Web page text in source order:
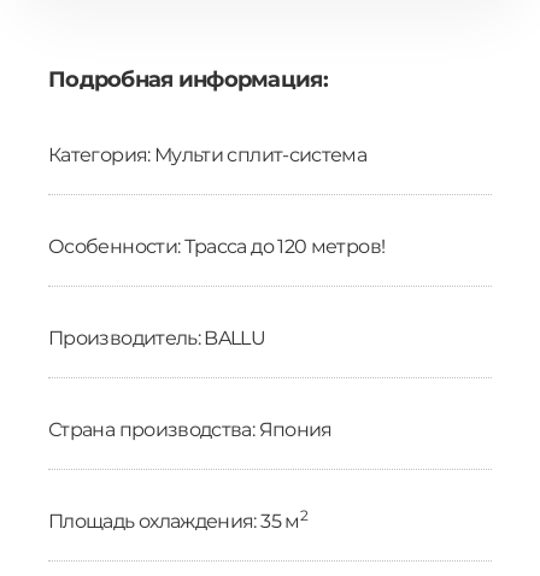
Подробная информация:
Категория: Мульти сплит-система
Особенности: Трасса до 120 метров!
Производитель: BALLU
Страна производства: Япония
Площадь охлаждения: 35 м2